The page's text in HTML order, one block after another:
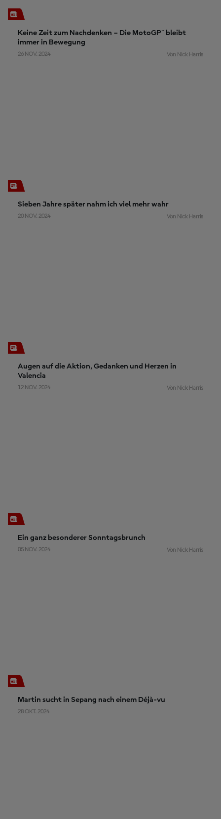
Keine Zeit zum Nachdenken – Die MotoGP™ bleibt
immer in Bewegung
26 NOV. 2024 Von Nick Harris
Sieben Jahre später nahm ich viel mehr wahr
20 NOV. 2024 Von Nick Harris
Augen auf die Aktion, Gedanken und Herzen in
Valencia
12 NOV. 2024 Von Nick Harris
Ein ganz besonderer Sonntagsbrunch
05 NOV. 2024 Von Nick Harris
Martin sucht in Sepang nach einem Déjà-vu
28 OKT. 2024